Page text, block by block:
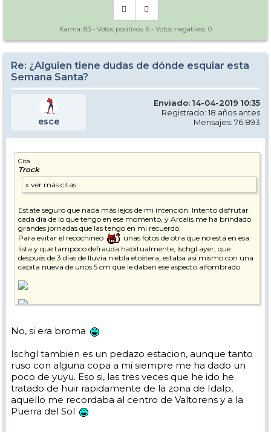
Karma: 83 - Votos positivos: 6 - Votos negativos: 0
Re: ¿Alguien tiene dudas de dónde esquiar esta
Semana Santa?
esce
Enviado: 14-04-2019 10:35
Registrado: 18 años antes
Mensajes: 76.893
Cita
Trock
Estate seguro que nada más lejos de mi intención. Intento disfrutar
cada día de lo que tengo en ese momento, y Arcalis me ha brindado
grandes jornadas que las tengo en mi recuerdo.
Para evitar el recochineo
unas fotos de otra que no está en esa
lista y que tampoco defrauda habitualmente, Ischgl ayer, que
después de 3 días de lluvia niebla etcétera, estaba así mismo con una
capita nueva de unos 5 cm que le daban ese aspecto alfombrado
Así está Ischgl pueblo (1377 m) ahora mismo, y sigue nevando a
gusto.
Indicativo del retrovisor de mi furgo; unos 10 cm. Esto arriba..........
No, si era broma
Ischgl tambien es un pedazo estacion, aunque tanto
ruso con alguna copa a mi siempre me ha dado un
poco de yuyu. Eso si, las tres veces que he ido he
tratado de huir rapidamente de la zona de Idalp,
aquello me recordaba al centro de Valtorens y a la
Puerra del Sol